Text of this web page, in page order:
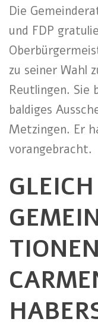
Die
und FDP
zu seiner Wahl
Reutlingen. Sie
baldiges
Metzingen. Er
vorangebracht.